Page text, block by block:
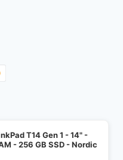
T14 Gen 1 - 14" -
- 256 GB SSD - Nordic